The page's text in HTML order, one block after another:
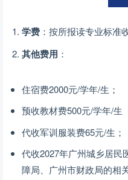
学费 ：按所报读专业标准
其他费用 ：
住宿费2000元/学年/生；
预收教材费500元/学年/生
代收军训服装费65元/生；
代收2027年广州城乡居民
障局、广州市财政局的相